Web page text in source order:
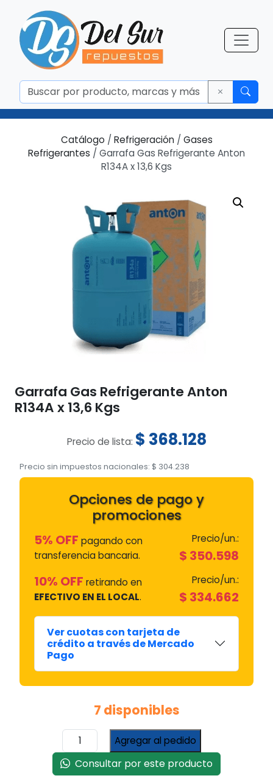
Catálogo / Refrigeración/ Gases
Refrigerantes / Garrafa Gas Refrigerante Anton
R134A x 13,6 Kgs
Garrafa Gas Refrigerante Anton
R134A x 13,6 Kgs
Precio de lista: $ 368.128
Precio sin impuestos nacionales: $ 304.238
Opciones de pago y
promociones
5% OFF pagando con
transferencia bancaria.
Precio/un.:
$ 350.598
10% OFF retirando en
EFECTIVO EN EL LOCAL.
Precio/un.:
$ 334.662
Ver cuotas con tarjeta de
crédito a través de Mercado
Pago
7 disponibles
Garrafa
Gas
Refrigerante
Anton
Agregar al pedido
Consultar por este producto